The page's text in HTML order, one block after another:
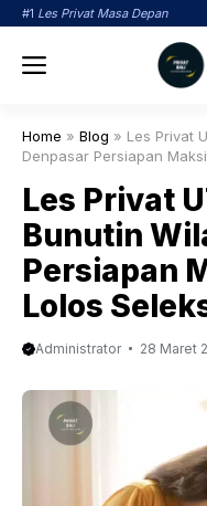
Langsung
#1 Les Privat Masa Depan
Menu
Home » Blog » Les Privat
Denpasar Persiapan
Les Privat
Bunutin
Persiapan
Lolos
Administrator 28 Maret